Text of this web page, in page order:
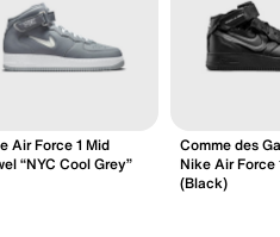
Air Force 1 Mid
“NYC Cool Grey”
Comme des
Nike Air Force
(Black)